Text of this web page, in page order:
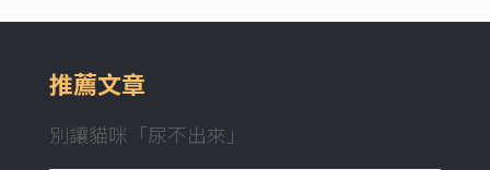
推薦文章
別讓貓咪「尿不出來」